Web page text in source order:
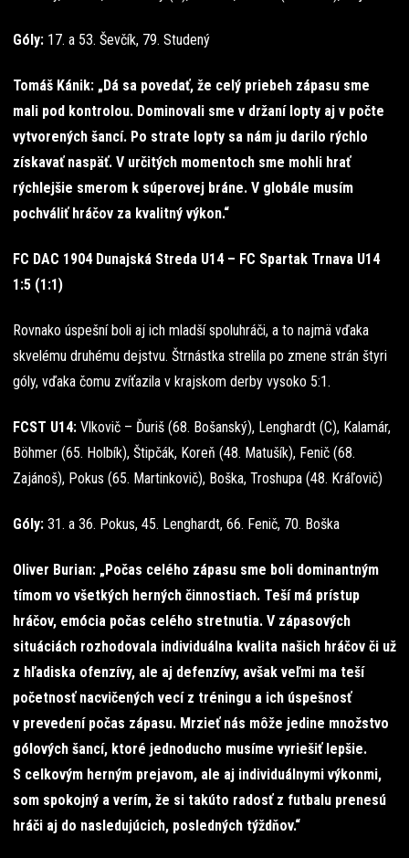
Góly: 17. a 53. Ševčík, 79. Studený
Tomáš Kánik: „Dá sa povedať, že celý priebeh zápasu sme
mali pod kontrolou. Dominovali sme v držaní lopty aj v počte
vytvorených šancí. Po strate lopty sa nám ju darilo rýchlo
získavať naspäť. V určitých momentoch sme mohli hrať
rýchlejšie smerom k súperovej bráne. V globále musím
pochváliť hráčov za kvalitný výkon.“
FC DAC 1904 Dunajská Streda U14 – FC Spartak Trnava U14
1:5 (1:1)
Rovnako úspešní boli aj ich mladší spoluhráči, a to najmä vďaka
skvelému druhému dejstvu. Štrnástka strelila po zmene strán štyri
góly, vďaka čomu zvíťazila v krajskom derby vysoko 5:1.
FCST U14: Vlkovič – Ďuriš (68. Bošanský), Lenghardt (C), Kalamár,
Böhmer (65. Holbík), Štipčák, Koreň (48. Matušík), Fenič (68.
Zajánoš), Pokus (65. Martinkovič), Boška, Troshupa (48. Kráľovič)
Góly: 31. a 36. Pokus, 45. Lenghardt, 66. Fenič, 70. Boška
Oliver Burian: „Počas celého zápasu sme boli dominantným
tímom vo všetkých herných činnostiach. Teší má prístup
hráčov, emócia počas celého stretnutia. V zápasových
situáciách rozhodovala individuálna kvalita našich hráčov či už
z hľadiska ofenzívy, ale aj defenzívy, avšak veľmi ma teší
početnosť nacvičených vecí z tréningu a ich úspešnosť
v prevedení počas zápasu. Mrzieť nás môže jedine množstvo
gólových šancí, ktoré jednoducho musíme vyriešiť lepšie.
S celkovým herným prejavom, ale aj individuálnymi výkonmi,
som spokojný a verím, že si takúto radosť z futbalu prenesú
hráči aj do nasledujúcich, posledných týždňov.“